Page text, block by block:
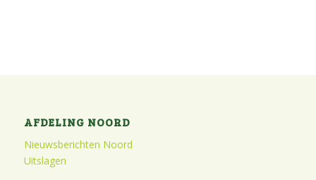
AFDELING NOORD
Nieuwsberichten Noord
Uitslagen